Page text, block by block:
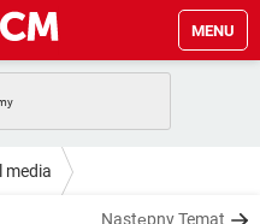
MENU
WHATSAPP
media
Następny Temat